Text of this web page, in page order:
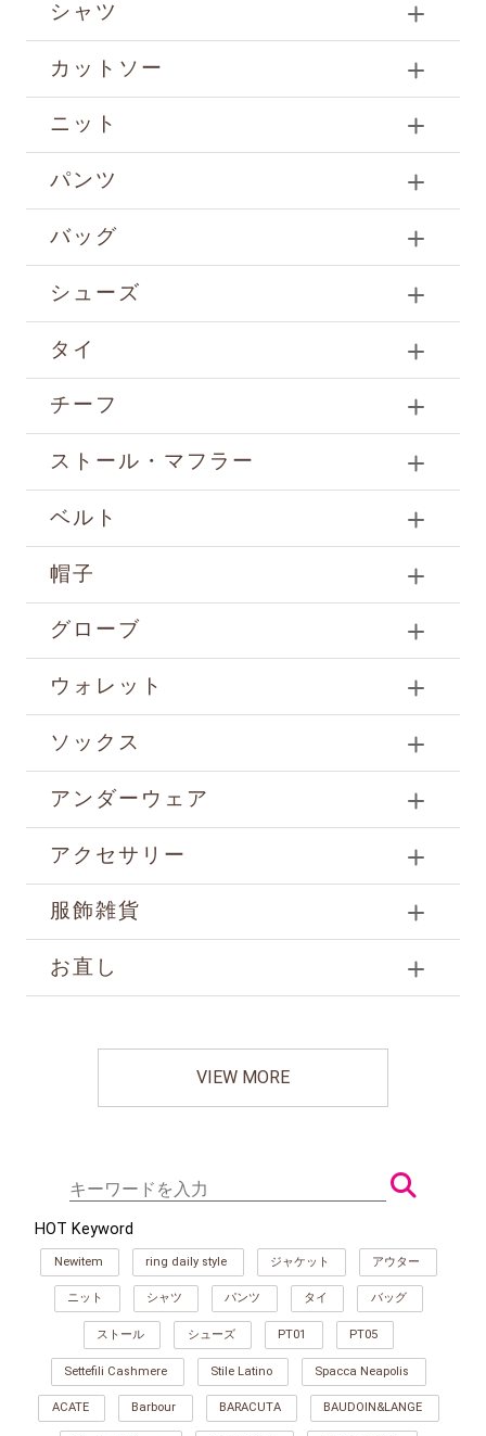
シャツ
カットソー
ニット
パンツ
バッグ
シューズ
タイ
チーフ
ストール・マフラー
ベルト
帽子
グローブ
ウォレット
ソックス
アンダーウェア
アクセサリー
服飾雑貨
お直し
VIEW MORE
HOT Keyword
Newitem ring daily style ジャケット アウター
ニット シャツ パンツ タイ バッグ
ストール シューズ PT01 PT05
Settefili Cashmere Stile Latino Spacca Neapolis
ACATE Barbour BARACUTA BAUDOIN&LANGE